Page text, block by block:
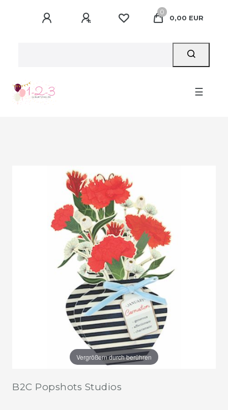
0
0,00 EUR
☰
Vergrößern durch berühren
B2C Popshots Studios